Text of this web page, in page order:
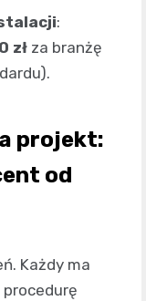
:
zł za branżę
projekt:
od
Każdy ma